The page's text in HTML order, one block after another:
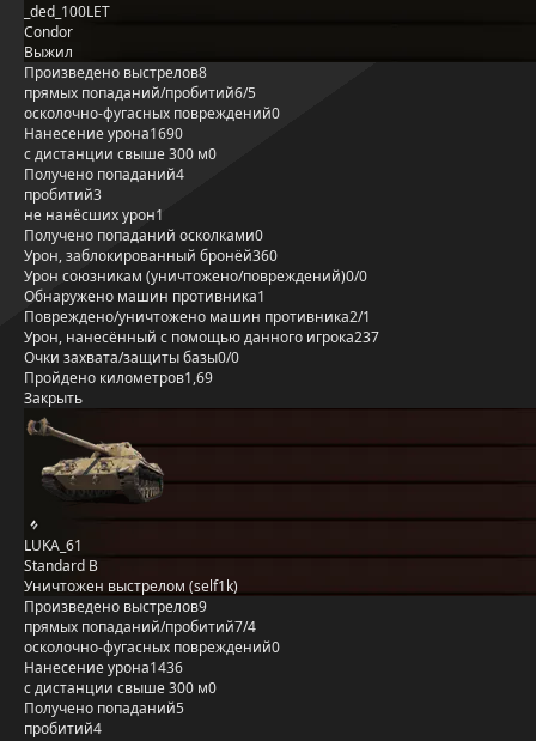
_ded_100LET
Condor
Выжил
Произведено выстрелов8
прямых попаданий/пробитий6/5
осколочно-фугасных повреждений0
Нанесение урона1690
с дистанции свыше 300 м0
Получено попаданий4
пробитий3
не нанёсших урон1
Получено попаданий осколками0
Урон, заблокированный бронёй360
Урон союзникам (уничтожено/повреждений)0/0
Обнаружено машин противника1
Повреждено/уничтожено машин противника2/1
Урон, нанесённый с помощью данного игрока237
Очки захвата/защиты базы0/0
Пройдено километров1,69
Закрыть
LUKA_61
Standard B
Уничтожен выстрелом (self1k)
Произведено выстрелов9
прямых попаданий/пробитий7/4
осколочно-фугасных повреждений0
Нанесение урона1436
с дистанции свыше 300 м0
Получено попаданий5
пробитий4